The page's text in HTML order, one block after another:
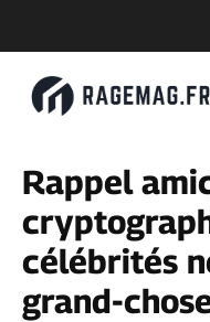
Rappel
célébrités
grand-